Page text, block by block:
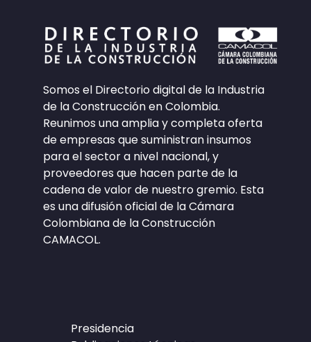
Somos el Directorio digital de la Industria
de la Construcción en Colombia.
Reunimos una amplia y completa oferta
de empresas que suministran insumos
para el sector a nivel nacional, y
proveedores que hacen parte de la
cadena de valor de nuestro gremio. Esta
es una difusión oficial de la Cámara
Colombiana de la Construcción
CAMACOL.
Presidencia